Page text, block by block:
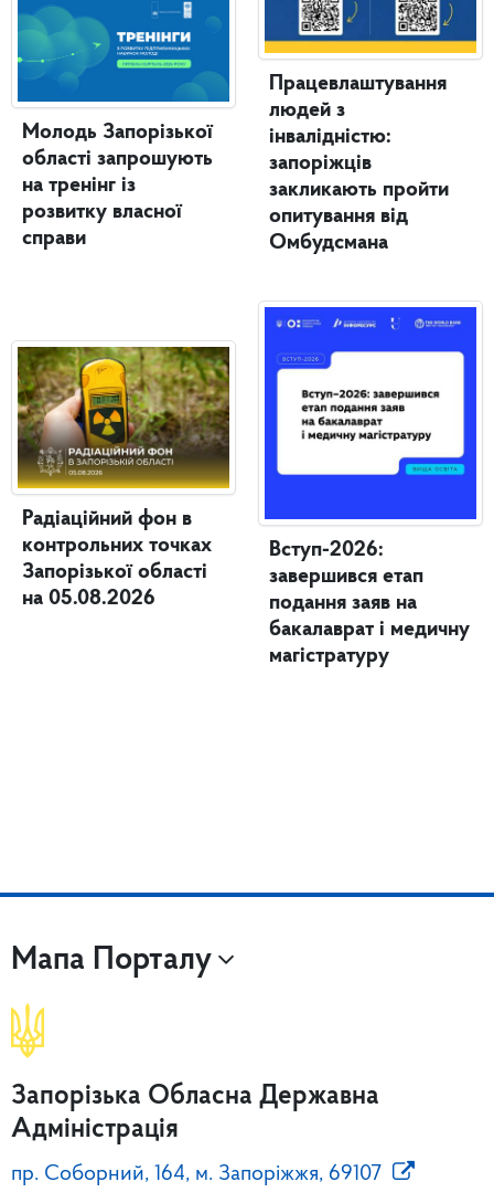
Молодь Запорізької
області запрошують
на тренінг із
розвитку власної
справи
Радіаційний фон в
контрольних точках
Запорізької області
на 05.08.2026
Працевлаштування
людей з
інвалідністю:
запоріжців
закликають пройти
опитування від
Омбудсмана
Вступ-2026:
завершився етап
подання заяв на
бакалаврат і медичну
магістратуру
Мапа Порталу
Запорізька Обласна Державна
Адміністрація
пр. Соборний, 164, м. Запоріжжя, 69107